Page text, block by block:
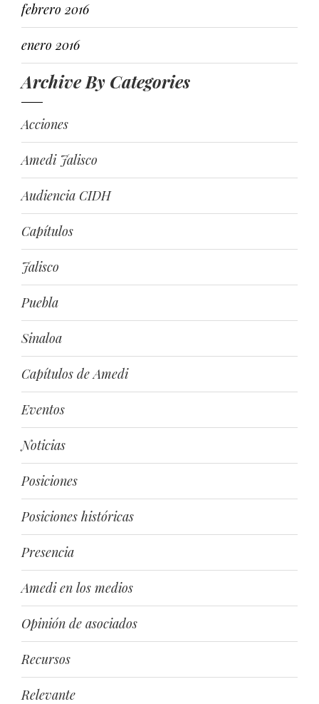
febrero 2016
enero 2016
Archive By Categories
Acciones
Amedi Jalisco
Audiencia CIDH
Capítulos
Jalisco
Puebla
Sinaloa
Capítulos de Amedi
Eventos
Noticias
Posiciones
Posiciones históricas
Presencia
Amedi en los medios
Opinión de asociados
Recursos
Relevante